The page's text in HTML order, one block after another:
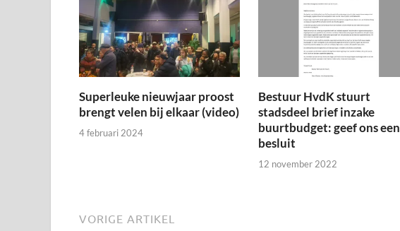
Superleuke nieuwjaar proost
brengt velen bij elkaar (video)
4 februari 2024
Bestuur HvdK stuurt
stadsdeel brief inzake
buurtbudget: geef ons een
besluit
12 november 2022
VORIGE ARTIKEL